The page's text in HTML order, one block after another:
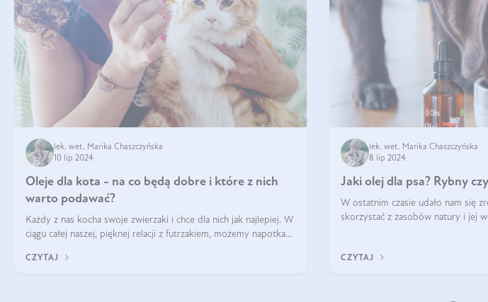
lek. wet. Marika Chaszczyńska
10 lip 2024
Oleje dla kota - na co będą dobre i które z nich
warto podawać?
Każdy z nas kocha swoje zwierzaki i chce dla nich jak najlepiej. W
ciągu całej naszej, pięknej relacji z futrzakiem, możemy napotkać
prostu
CZYTAJ
lek. wet. Marika Chaszczyńska
8 lip 2024
Jaki olej dla psa? Rybny
W ostatnim czasie udało nam się
skorzystać z zasobów natury i jej
CZYTAJ